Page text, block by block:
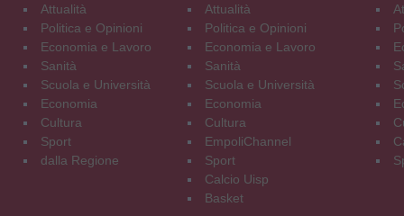
Attualità
Politica e Opinioni
Economia e Lavoro
Sanità
Scuola e Università
Economia
Cultura
Sport
dalla Regione
Attualità
Politica e Opinioni
Economia e Lavoro
Sanità
Scuola e Università
Economia
Cultura
EmpoliChannel
Sport
Calcio Uisp
Basket